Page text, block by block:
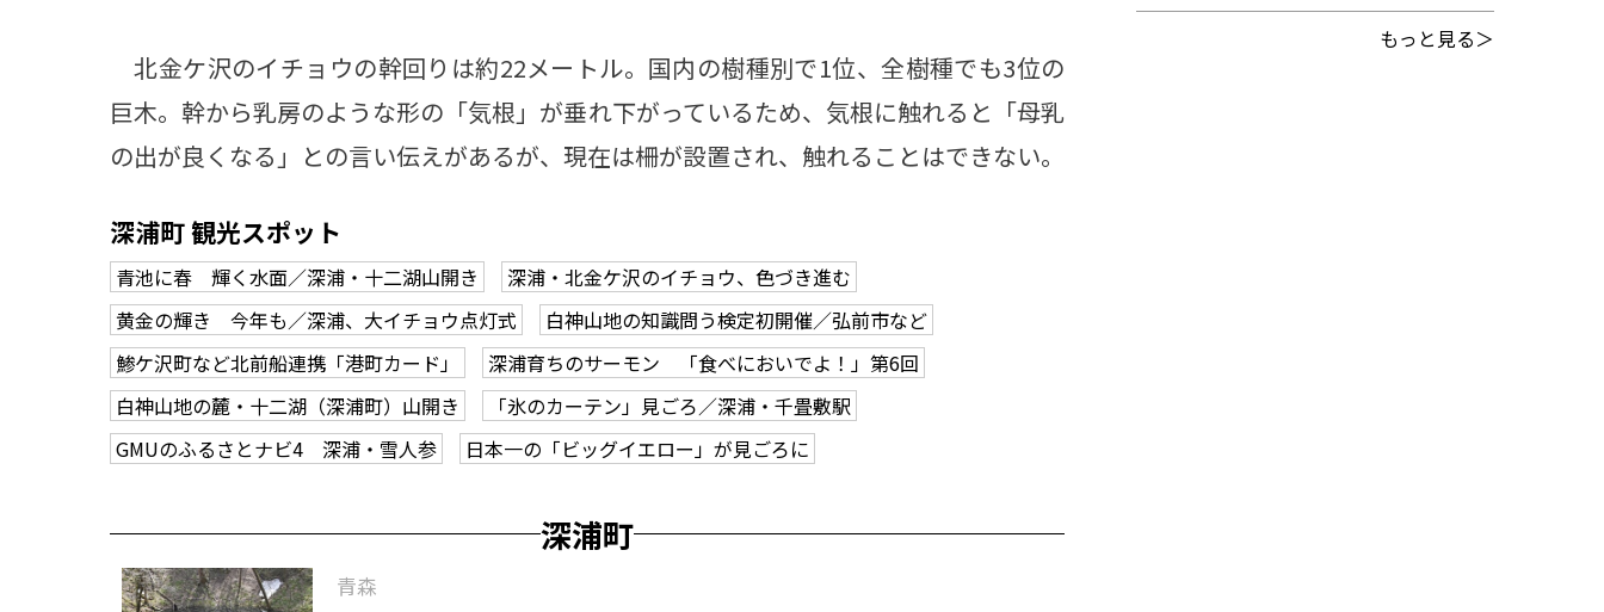
北金ケ沢のイチョウの幹回りは約22メートル。国内の樹種別で1位、全樹種でも3位の
巨木。幹から乳房のような形の「気根」が垂れ下がっているため、気根に触れると「母乳
の出が良くなる」との言い伝えがあるが、現在は柵が設置され、触れることはできない。
深浦町 観光スポット
青池に春 輝く水面／深浦・十二湖山開き
深浦・北金ケ沢のイチョウ、色づき進む
黄金の輝き 今年も／深浦、大イチョウ点灯式
白神山地の知識問う検定初開催／弘前市など
鯵ケ沢町など北前船連携「港町カード」
深浦育ちのサーモン 「食べにおいでよ！」第6回
白神山地の麓・十二湖（深浦町）山開き
「氷のカーテン」見ごろ／深浦・千畳敷駅
GMUのふるさとナビ4 深浦・雪人参
日本一の「ビッグイエロー」が見ごろに
深浦町
青森
もっと見る＞